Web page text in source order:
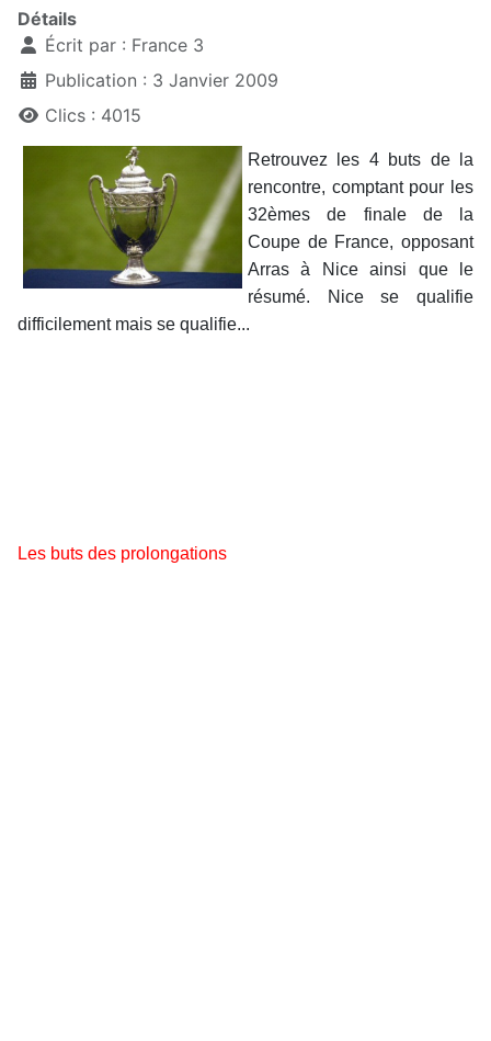
Détails
Écrit par : France 3
Publication : 3 Janvier 2009
Clics : 4015
Retrouvez les 4 buts de la
rencontre, comptant pour les
32èmes de finale de la
Coupe de France, opposant
Arras à Nice ainsi que le
résumé. Nice se qualifie
difficilement mais se qualifie...
Les buts des prolongations